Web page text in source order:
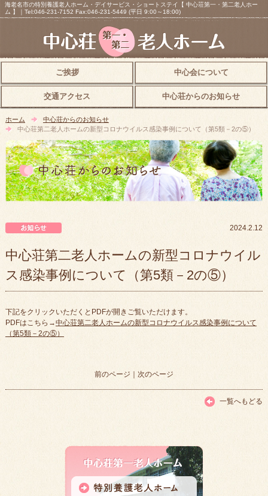
海老名市の特別養護老人ホーム・デイサービス・ショートステイ【 中心荘第一・第二老人ホー
ム 】｜Tel:046-231-7152 Fax:046-231-5449 (平日 9:00～18:00)
ご挨拶 中心会について
交通アクセス 中心荘からのお知らせ
ホーム
中心荘からのお知らせ
中心荘第二老人ホームの新型コロナウイルス感染事例について（第5類－2の⑤）
2024.2.12
中心荘第二老人ホームの新型コロナウイル
ス感染事例について（第5類－2の⑤）
下記をクリックいただくとPDFが開きご覧いただけます。
PDFはこちら→中心荘第二老人ホームの新型コロナウイルス感染事例について
（第5類－2の⑤）
前のページ ｜ 次のページ
一覧へもどる